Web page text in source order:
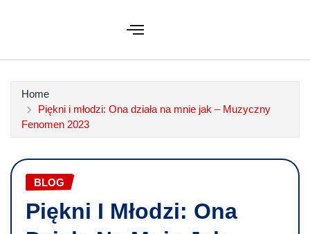
Home
Piękni i młodzi: Ona działa na mnie jak – Muzyczny
Fenomen 2023
BLOG
Piękni I Młodzi: Ona